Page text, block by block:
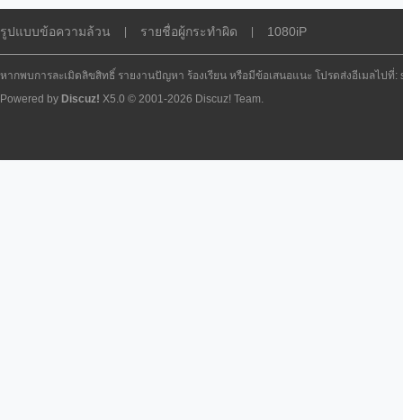
รูปแบบข้อความล้วน รายชื่อผู้กระทำผิด 1080iP
หากพบการละเมิดลิขสิทธิ์ รายงานปัญหา ร้องเรียน หรือมีข้อเสนอแนะ โปรดส่งอีเมลไปที่:
Powered by Discuz! X5.0 © 2001-2026 Discuz! Team.